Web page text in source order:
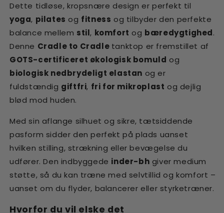
Dette tidløse, kropsnære design er perfekt til
yoga, pilates og fitness og tilbyder den perfekte
balance mellem stil, komfort og bæredygtighed.
Denne Cradle to Cradle tanktop er fremstillet af
GOTS-certificeret økologisk bomuld og
biologisk nedbrydeligt elastan og er
fuldstændig giftfri, fri for mikroplast og dejlig
blød mod huden.
Med sin aflange silhuet og sikre, tætsiddende
pasform sidder den perfekt på plads uanset
hvilken stilling, strækning eller bevægelse du
udfører. Den indbyggede inder-bh giver medium
støtte, så du kan træne med selvtillid og komfort –
uanset om du flyder, balancerer eller styrketræner.
Hvorfor du vil elske det